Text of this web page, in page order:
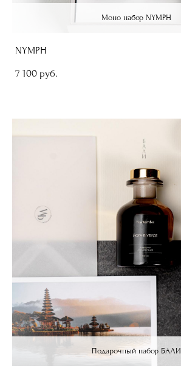
Моно набор NYMPH
NYMPH
7 100 pуб.
Подарочный набор БАЛИ